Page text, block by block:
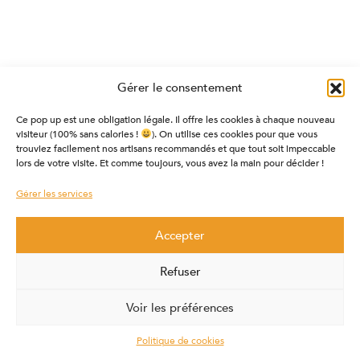
Gérer le consentement
Ce pop up est une obligation légale. Il offre les cookies à chaque nouveau
visiteur (100% sans calories !
). On utilise ces cookies pour que vous
trouviez facilement nos artisans recommandés et que tout soit impeccable
lors de votre visite. Et comme toujours, vous avez la main pour décider !
Gérer les services
Accepter
Refuser
Voir les préférences
Politique de cookies